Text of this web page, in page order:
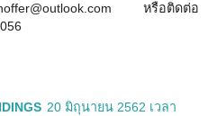
หรือติดต่อ
20 มิถุนายน 2562 เวลา